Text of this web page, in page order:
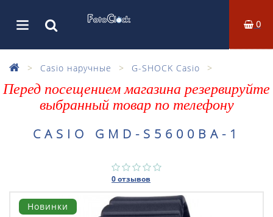
0
Casio наручные G-SHOCK Casio
Перед посещением магазина резервируйте
выбранный товар по телефону
CASIO GMD-S5600BA-1
0 отзывов
Новинки